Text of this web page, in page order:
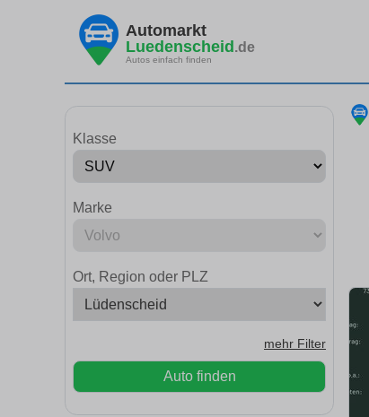
Automarkt
Luedenscheid.de
Autos einfach finden
Klasse
Marke
Ort, Region oder PLZ
mehr Filter
Auto finden